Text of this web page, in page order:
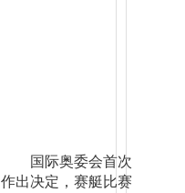
国际奥委会首次
作出决定，赛艇比赛